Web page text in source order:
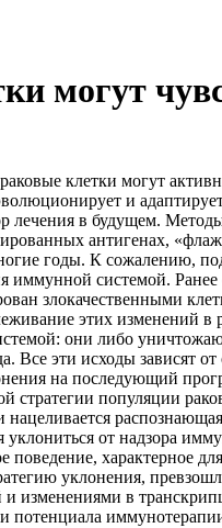
могут
клетки могут
и
лечения в будущем.
антигенах,
годы. К сожалению,
иммунной системой.
злокачественными
этих изменений в
они либо
Все эти исходы
на последующий
стратегии популяции
нацеливается
уклониться от надзора
поведение, характерное
уклонения,
изменениями в
потенциала